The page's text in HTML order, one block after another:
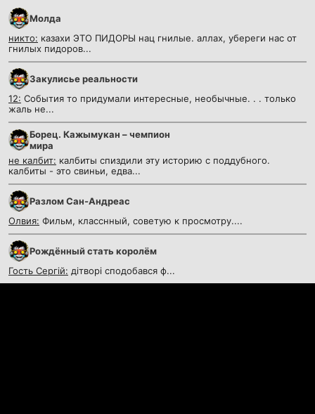
Молда
никто: казахи ЭТО ПИДОРЫ нац гнилые. аллах, убереги нас от
гнилых пидоров...
Закулисье реальности
12: События то придумали интересные, необычные. . . только
жаль не...
Борец. Кажымукан – чемпион
мира
не калбит: калбиты спиздили эту историю с поддубного.
калбиты - это свиньи, едва...
Разлом Сан-Андреас
Олвия: Фильм, класснный, советую к просмотру....
Рождённый стать королём
Гость Сергій: дітворі сподобався ф...